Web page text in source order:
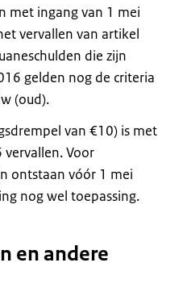
met ingang van 1 mei
vervallen van artikel
die zijn
gelden nog de criteria
(oud).
van €10) is met
Voor
ontstaan vóór 1 mei
nog wel toepassing.
en andere